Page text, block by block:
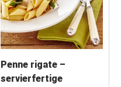
Penne rigate –
servierfertige